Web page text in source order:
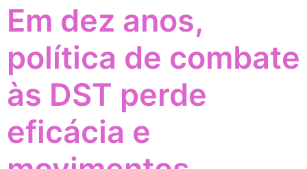
Em dez anos,
política de combate
às DST perde
eficácia e